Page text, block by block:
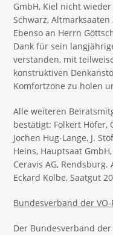
GmbH, Kiel nicht
Schwarz,
Ebenso an Herrn
Dank für sein
verstanden, mit
konstruktiven
Komfortzone zu holen
Alle weiteren
bestätigt: Folkert Höfer,
Jochen Hug-Lange, J.
Heins, Hauptsaat
Ceravis AG,
Eckard Kolbe, Saatgut
Bundesverband der VO-
Der Bundesverband der